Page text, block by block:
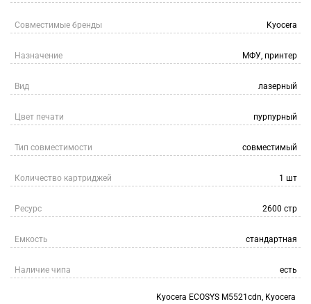
Совместимые бренды Kyocera
Назначение МФУ, принтер
Вид лазерный
Цвет печати пурпурный
Тип совместимости совместимый
Количество картриджей 1 шт
Ресурс 2600 стр
Емкость стандартная
Наличие чипа есть
Kyocera ECOSYS M5521cdn, Kyocera